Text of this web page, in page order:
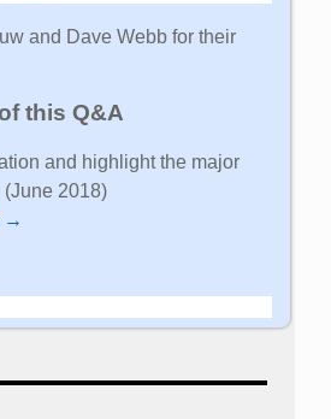
and Dave Webb for their
this Q&A
and highlight the major
(June 2018)
→